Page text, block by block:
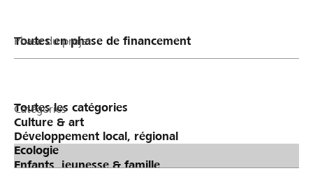
Phase du projet
Catégories